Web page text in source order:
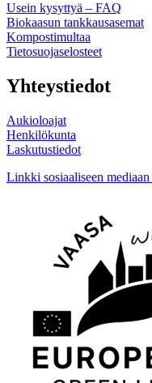
Usein kysyttyä – FAQ
Biokaasun tankkausasemat
Kompostimultaa
Tietosuojaselosteet
Yhteystiedot
Aukioloajat
Henkilökunta
Laskutustiedot
Linkki sosiaaliseen mediaan